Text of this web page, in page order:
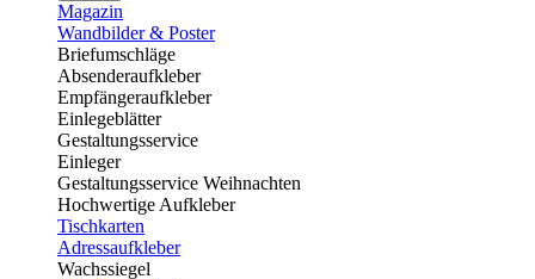
Magazin
Wandbilder & Poster
Briefumschläge
Absenderaufkleber
Empfängeraufkleber
Einlegeblätter
Gestaltungsservice
Einleger
Gestaltungsservice Weihnachten
Hochwertige Aufkleber
Tischkarten
Adressaufkleber
Wachssiegel